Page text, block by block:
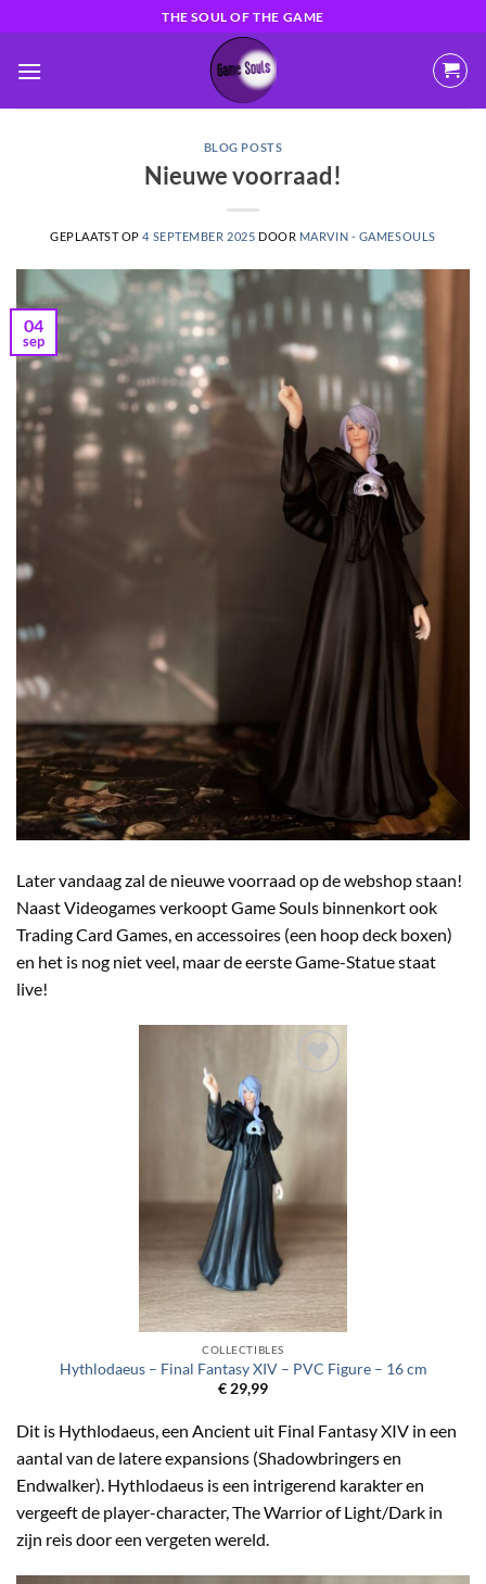
naar
inhoud
THE SOUL OF THE GAME
BLOG POSTS
Nieuwe voorraad!
GEPLAATST OP4 SEPTEMBER 2025 DOOR MARVIN - GAMESOULS
04
sep
Later vandaag zal de nieuwe voorraad op de webshop staan!
Naast Videogames verkoopt Game Souls binnenkort ook
Trading Card Games, en accessoires (een hoop deck boxen)
en het is nog niet veel, maar de eerste Game-Statue staat
live!
Toevoegen
verlanglijst
COLLECTIBLES
Hythlodaeus – Final Fantasy XIV – PVC Figure – 16 cm
€ 29,99
Dit is Hythlodaeus, een Ancient uit Final Fantasy XIV in een
aantal van de latere expansions (Shadowbringers en
Endwalker). Hythlodaeus is een intrigerend karakter en
vergeeft de player-character, The Warrior of Light/Dark in
zijn reis door een vergeten wereld.